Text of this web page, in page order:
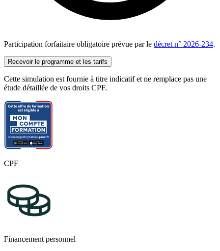
Participation forfaitaire obligatoire prévue par le décret n° 2026-234.
Recevoir le programme et les tarifs
Cette simulation est fournie à titre indicatif et ne remplace pas une
étude détaillée de vos droits CPF.
CPF
Financement personnel